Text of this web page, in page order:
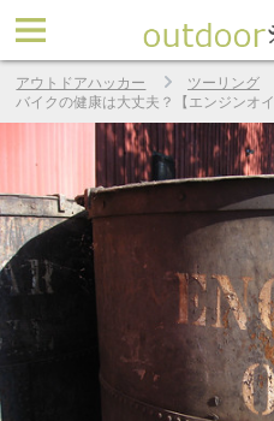
アウトドアハッカー
ツーリング
バイクの健康は大丈夫？【エンジンオ